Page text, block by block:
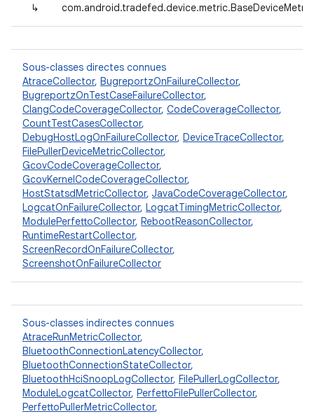
↳
Sous-classes directes connues
AtraceCollector, BugreportzOnFailureCollector,
BugreportzOnTestCaseFailureCollector,
ClangCodeCoverageCollector, CodeCoverageCollector,
CountTestCasesCollector,
DebugHostLogOnFailureCollector, DeviceTraceCollector,
FilePullerDeviceMetricCollector,
GcovCodeCoverageCollector,
GcovKernelCodeCoverageCollector,
HostStatsdMetricCollector, JavaCodeCoverageCollector,
LogcatOnFailureCollector, LogcatTimingMetricCollector,
ModulePerfettoCollector, RebootReasonCollector,
RuntimeRestartCollector,
ScreenRecordOnFailureCollector,
ScreenshotOnFailureCollector
Sous-classes indirectes connues
AtraceRunMetricCollector,
BluetoothConnectionLatencyCollector,
BluetoothConnectionStateCollector,
BluetoothHciSnoopLogCollector, FilePullerLogCollector,
ModuleLogcatCollector, PerfettoFilePullerCollector,
PerfettoPullerMetricCollector,